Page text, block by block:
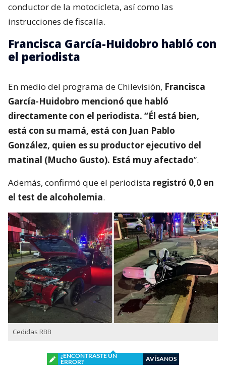
conductor de la motocicleta, así como las
instrucciones de fiscalía.
Francisca García-Huidobro habló con
el periodista
En medio del programa de Chilevisión, Francisca
García-Huidobro mencionó que habló
directamente con el periodista. “Él está bien,
está con su mamá, está con Juan Pablo
González, quien es su productor ejecutivo del
matinal (Mucho Gusto). Está muy afectado”.
Además, confirmó que el periodista registró 0,0 en
el test de alcoholemia.
Cedidas RBB
¿ENCONTRASTE UN
ERROR?
AVÍSANOS